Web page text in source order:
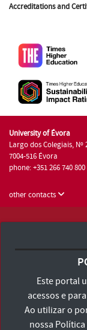
Accreditations and
University of Évora
Largo dos Colegiais, Nº
7004-516 Évora
phone: +351 266 740 800
other contacts
Este portal
acessos e
Ao utilizar o
nossa